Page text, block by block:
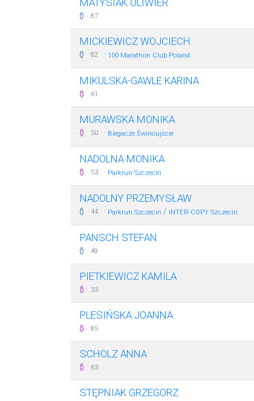
MATYSIAK OLIWIER
87
MICKIEWICZ WOJCIECH
82 · 100 Marathon Club Poland
MIKULSKA-GAWLE KARINA
61
MURAWSKA MONIKA
50 · Biegacze Świnoujście
NADOLNA MONIKA
53 · Parkrun Szczecin
NADOLNY PRZEMYSŁAW
44 · Parkrun Szczecin / INTER-COPY Szczecin
PANSCH STEFAN
49
PIETKIEWICZ KAMILA
33
PLESIŃSKA JOANNA
85
SCHOLZ ANNA
63
STĘPNIAK GRZEGORZ